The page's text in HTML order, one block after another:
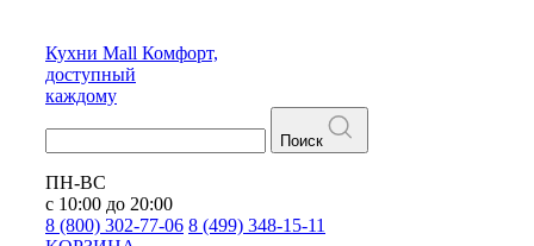
Кухни Mall Комфорт,
доступный
каждому
Поиск
ПН-ВС
с 10:00 до 20:00
8 (800) 302-77-06 8 (499) 348-15-11